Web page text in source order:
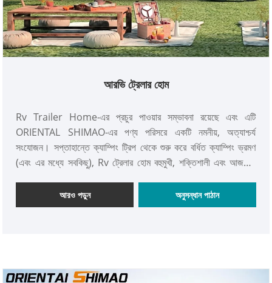
আরভি ট্রেলার হোম
Rv Trailer Home-এর প্রচুর পাওয়ার সম্ভাবনা রয়েছে এবং এটি
ORIENTAL SHIMAO-এর পণ্য পরিসরে একটি নমনীয়, অত্যাশ্চর্য
সংযোজন। সপ্তাহান্তে ক্যাম্পিং ট্রিপ থেকে শুরু করে বর্ধিত ক্যাম্পিং ভ্রমণ
(এবং এর মধ্যে সবকিছু), Rv ট্রেলার হোম বহুমুখী, শক্তিশালী এবং আজকের
আরও পড়ুন অনুসন্ধান পাঠান